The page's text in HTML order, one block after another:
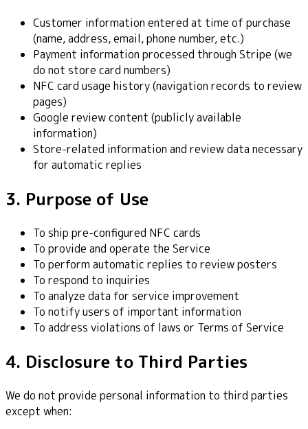
Customer information entered at time of purchase
(name, address, email, phone number, etc.)
Payment information processed through Stripe (we
do not store card numbers)
NFC card usage history (navigation records to review
pages)
Google review content (publicly available
information)
Store-related information and review data necessary
for automatic replies
3. Purpose of Use
To ship pre-configured NFC cards
To provide and operate the Service
To perform automatic replies to review posters
To respond to inquiries
To analyze data for service improvement
To notify users of important information
To address violations of laws or Terms of Service
4. Disclosure to Third Parties
We do not provide personal information to third parties
except when: